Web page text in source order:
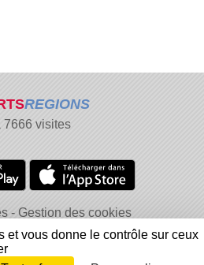
REGIONS
7666 visites
Gestion des cookies
Signaler un contenu inapproprié
et vous donne le contrôle sur ceux